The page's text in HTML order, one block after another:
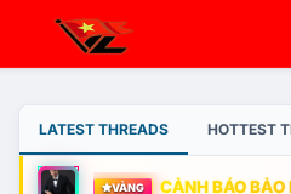
LATEST THREADS HOTTEST
VÀNG CẢNH BÁO